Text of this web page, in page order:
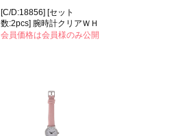
[C/D:18856] [セット
数:2pcs] 腕時計クリアＷＨ
会員価格は会員様のみ公開